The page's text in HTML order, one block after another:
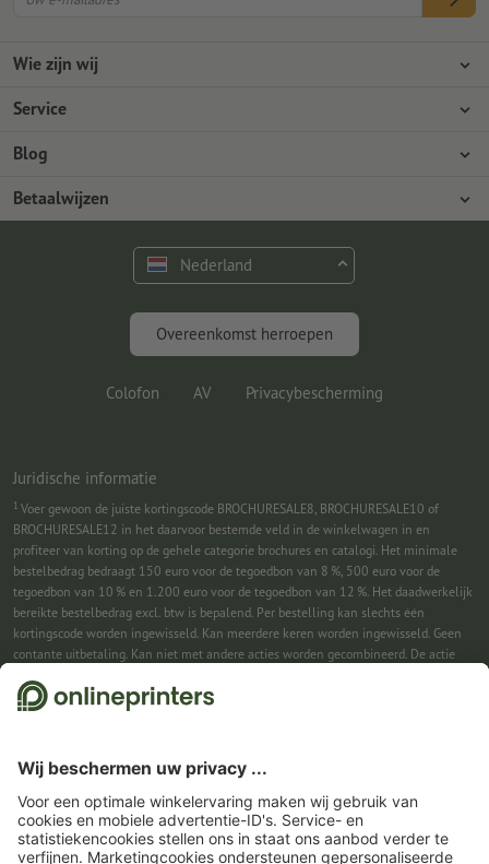
Wie zijn wij
Ondernemingen
Milieubescherming
Service
Betaalwijzen
Verzending
Premium programma
Blog
Photoshop-tutorials
Gratis lettertypes en fonts
Marketing en insights
Betaalwijzen
Nederland
Overeenkomst herroepen
Colofon AV Privacybescherming
Juridische informatie
1 Voer gewoon de juiste kortingscode BROCHURESALE8, BROCHURESALE10 of
BROCHURESALE12 in het daarvoor bestemde veld in de winkelwagen in en
profiteer van korting op de gehele categorie brochures en catalogi. Het minimale
bestelbedrag bedraagt 150 euro voor de tegoedbon van 8 %, 500 euro voor de
tegoedbon van 10 % en 1.200 euro voor de tegoedbon van 12 %. Het daadwerkelijk
bereikte bestelbedrag excl. btw is bepalend. Per bestelling kan slechts één
kortingscode worden ingewisseld. Kan meerdere keren worden ingewisseld. Geen
contante uitbetaling. Kan niet met andere acties worden gecombineerd. De actie
2Je ontvangst eerst een e-mail waarin je de aanmelding voor de nieuwsbrief
ingewisseld. Geen minimumbestelwaarde. Maximale hoogte van de korting: € 150
van de bestelwaarde (netto). Geen contante uitbetaling. Kan niet worden
gecombineerd met andere acties of kortingscodes.De tegoedbon is na ontvangst
zes weken geldig.